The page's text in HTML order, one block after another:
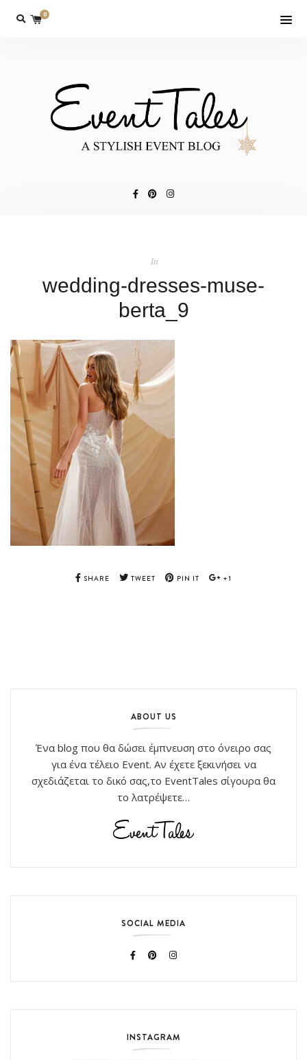
0
In
wedding-dresses-muse-
berta_9
SHARE TWEET PIN IT +1
ABOUT US
Ένα blog που θα δώσει έμπνευση στο όνειρο σας
για ένα τέλειο Event. Αν έχετε ξεκινήσει να
σχεδιάζεται το δικό σας,το EventTales σίγουρα θα
το λατρέψετε…
SOCIAL MEDIA
INSTAGRAM